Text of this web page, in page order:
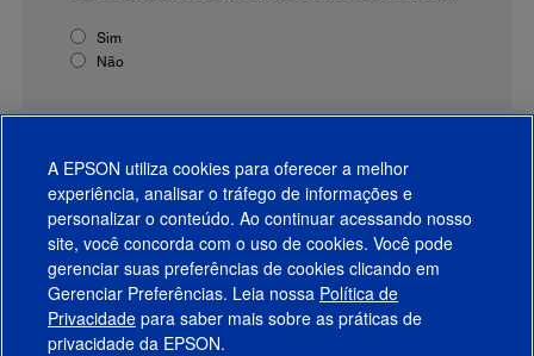
Sim
Não
Produtos
Suporte
A EPSON utiliza cookies para oferecer a melhor
experiência, analisar o tráfego de informações e
personalizar o conteúdo. Ao continuar acessando nosso
site, você concorda com o uso de cookies. Você pode
gerenciar suas preferências de cookies clicando em
Gerenciar Preferências. Leia nossa Política de
Privacidade para saber mais sobre as práticas de
privacidade da EPSON.